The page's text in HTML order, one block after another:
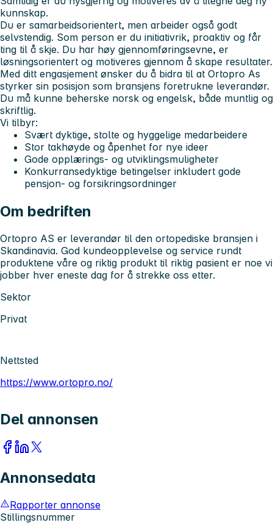
kunnskap.
Du er samarbeidsorientert, men arbeider også godt
selvstendig. Som person er du initiativrik, proaktiv og får
ting til å skje. Du har høy gjennomføringsevne, er
løsningsorientert og motiveres gjennom å skape resultater.
Med ditt engasjement ønsker du å bidra til at Ortopro As
styrker sin posisjon som bransjens foretrukne leverandør.
Du må kunne beherske norsk og engelsk, både muntlig og
skriftlig.
Vi tilbyr:
Svært dyktige, stolte og hyggelige medarbeidere
Stor takhøyde og åpenhet for nye ideer
Gode opplærings- og utviklingsmuligheter
Konkurransedyktige betingelser inkludert gode
pensjon- og forsikringsordninger
Om bedriften
Ortopro AS er leverandør til den ortopediske bransjen i
Skandinavia. God kundeopplevelse og service rundt
produktene våre og riktig produkt til riktig pasient er noe vi
jobber hver eneste dag for å strekke oss etter.
Sektor
Privat
Nettsted
https://www.ortopro.no/
Del annonsen
Annonsedata
Rapporter annonse
Stillingsnummer